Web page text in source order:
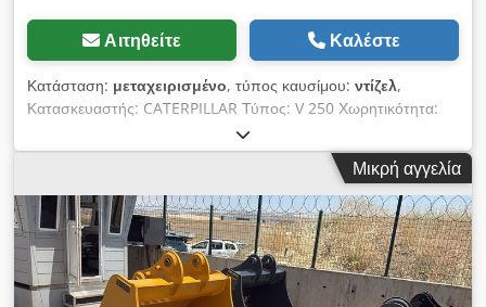
Αιτηθείτε Καλέστε
Κατάσταση: μεταχειρισμένο, τύπος καυσίμου: ντίζελ,
Κατασκευαστής: CATERPILLAR Τύπος: V 250 Χωρητικότητα:
12000 kg Ύψος ανύψωσης: 3710mm Ύψος βραχίονα: για
εισαγωγή χυτών μήκους διχάλου: 1400mm πλάτος: 2550mm
Συνολικό μήκος: 6400mm Dodpfx Ajc Urcijm HockΜικρή αγγελία